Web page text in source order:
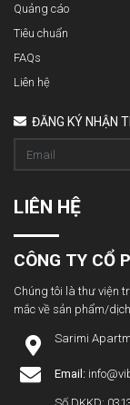
Quảng cáo
Tiêu chuẩn
FAQs
Liên hệ
ĐĂNG KÝ NHẬN
LIÊN HỆ
CÔNG TY CỔ
Chúng tôi là thư viện
mắc về sản phẩm/
Sarimi
Email: